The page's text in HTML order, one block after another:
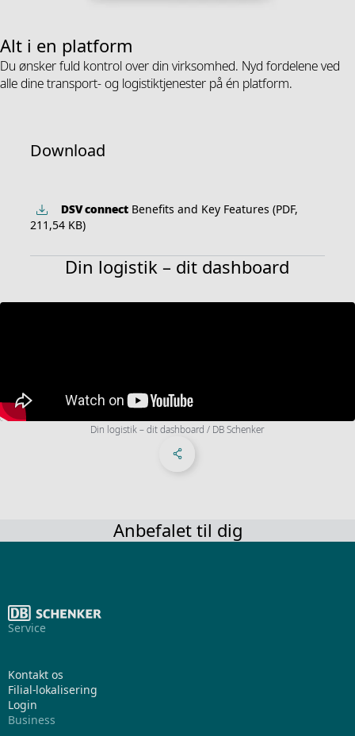
Alt i en platform
Du ønsker fuld kontrol over din virksomhed. Nyd fordelene ved
alle dine transport- og logistiktjenester på én platform.
Download
DSVconnect Benefits and Key Features (PDF,
211,54 KB)
Din logistik – dit dashboard
Din logistik – dit dashboard / DB Schenker
Sociale medier
Anbefalet til dig
Service
Kontakt os
Filial-lokalisering
Login
Business